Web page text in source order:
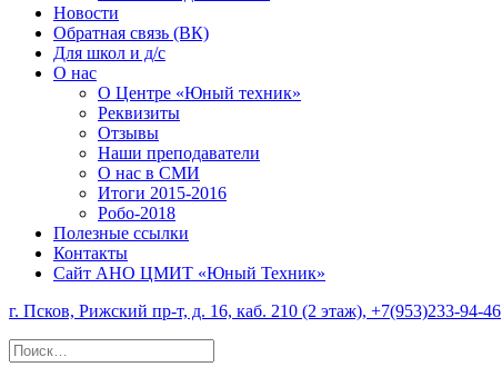
Новости
Обратная связь (ВК)
Для школ и д/с
О нас
О Центре «Юный техник»
Реквизиты
Отзывы
Наши преподаватели
О нас в СМИ
Итоги 2015-2016
Робо-2018
Полезные ссылки
Контакты
Сайт АНО ЦМИТ «Юный Техник»
г. Псков, Рижский пр-т, д. 16, каб. 210 (2 этаж), +7(953)233-94-46
Найти: